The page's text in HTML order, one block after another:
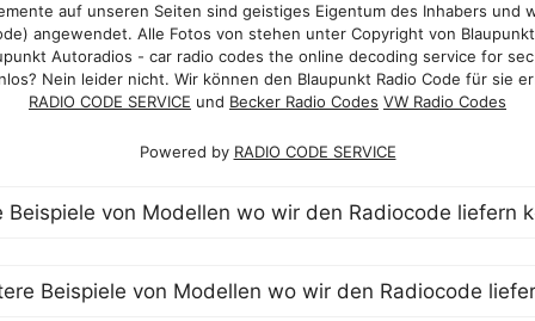
auf unseren Seiten sind geistiges Eigentum des Inhabers und
angewendet. Alle Fotos von stehen unter Copyright von
Autoradios - car radio codes the online decoding service for
Nein leider nicht. Wir können den Blaupunkt Radio Code für sie
RADIO CODE SERVICE und Becker Radio Codes VW Radio Codes
Powered by RADIO CODE SERVICE